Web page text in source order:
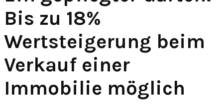
Bis zu 18%
Wertsteigerung beim
Verkauf einer
Immobilie möglich